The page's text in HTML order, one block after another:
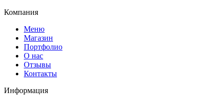
Компания
Меню
Магазин
Портфолио
О нас
Отзывы
Контакты
Информация